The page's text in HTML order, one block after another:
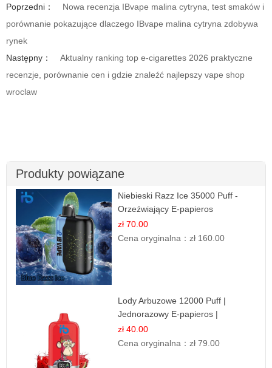
Poprzedni：
Nowa recenzja IBvape malina cytryna, test smaków i
porównanie pokazujące dlaczego IBvape malina cytryna zdobywa
rynek
Następny：
Aktualny ranking top e-cigarettes 2026 praktyczne
recenzje, porównanie cen i gdzie znaleźć najlepszy vape shop
wroclaw
Produkty powiązane
Niebieski Razz Ice 35000 Puff -
Orzeźwiający E-papieros
Jednorazowy | IBVAPE
zł 70.00
Cena oryginalna：zł 160.00
Lody Arbuzowe 12000 Puff |
Jednorazowy E-papieros |
Deserowy Smak
zł 40.00
Cena oryginalna：zł 79.00